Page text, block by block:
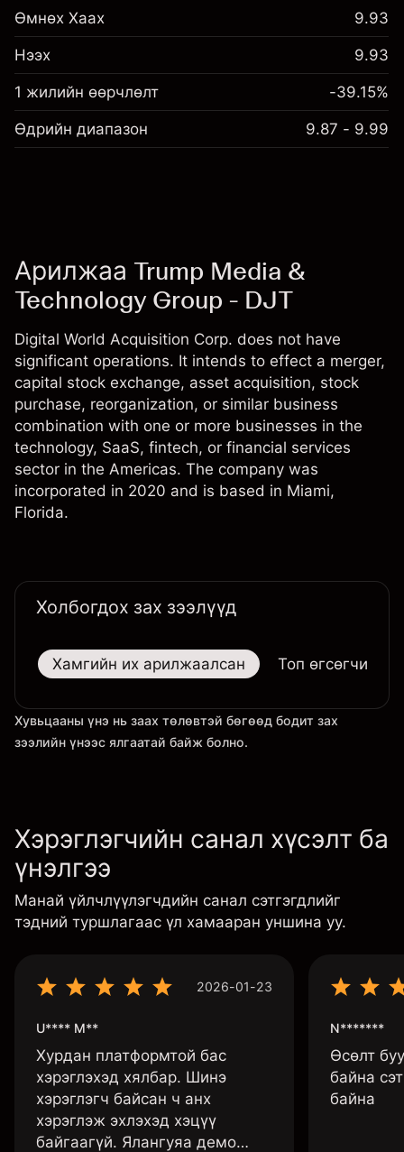
Өмнөх Хаах 9.93
Нээх 9.93
1 жилийн өөрчлөлт -39.15%
Өдрийн диапазон 9.87 - 9.99
Арилжаа Trump Media &
Technology Group - DJT
Digital World Acquisition Corp. does not have
significant operations. It intends to effect a merger,
capital stock exchange, asset acquisition, stock
purchase, reorganization, or similar business
combination with one or more businesses in the
technology, SaaS, fintech, or financial services
sector in the Americas. The company was
incorporated in 2020 and is based in Miami,
Florida.
Холбогдох зах зээлүүд
Хамгийн их арилжаалсан Топ өгсөгчид
Хувьцааны үнэ нь заах төлөвтэй бөгөөд бодит зах
зээлийн үнээс ялгаатай байж болно.
Хэрэглэгчийн санал хүсэлт ба
үнэлгээ
Манай үйлчлүүлэгчдийн санал сэтгэгдлийг
тэдний туршлагаас үл хамааран уншина уу.
2026-01-23
U**** M**
Хурдан платформтой бас
хэрэглэхэд хялбар. Шинэ
хэрэглэгч байсан ч анх
хэрэглэж эхлэхэд хэцүү
байгаагүй. Ялангуяа демо
N*******
Өсөлт
байна
байна